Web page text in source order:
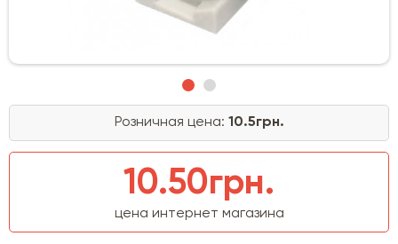
Розничная цена: 10.5грн.
10.50грн.
цена интернет магазина